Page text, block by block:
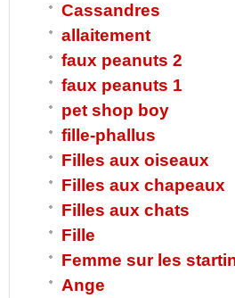
Cassandres
allaitement
faux peanuts 2
faux peanuts 1
pet shop boy
fille-phallus
Filles aux oiseaux
Filles aux chapeaux
Filles aux chats
Fille
Femme sur les
Ange